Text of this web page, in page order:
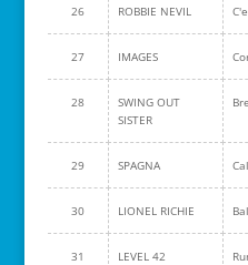
26 ROBBIE NEVIL
27 IMAGES
28
SWING OUT
SISTER
29 SPAGNA
30 LIONEL RICHIE
31 LEVEL 42